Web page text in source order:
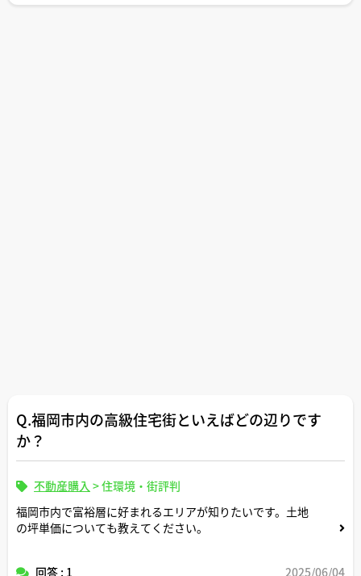
Q.福岡市内の高級住宅街といえばどの辺りです
か？
不動産購入 >住環境・街評判
福岡市内で富裕層に好まれるエリアが知りたいです。土地
の坪単価についても教えてください。
回答 : 1 2025/06/04